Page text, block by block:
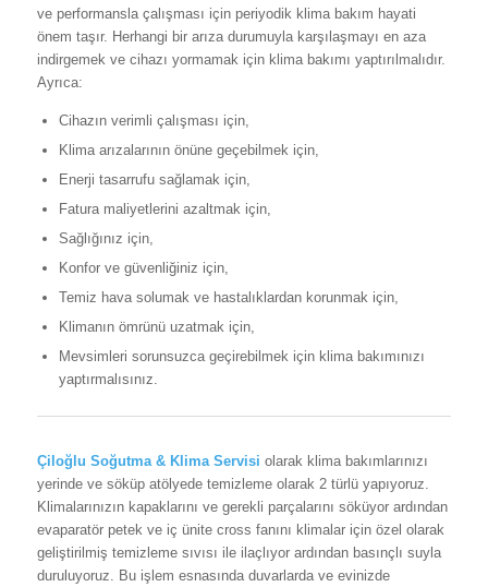
ve performansla çalışması için periyodik klima bakım hayati
önem taşır. Herhangi bir arıza durumuyla karşılaşmayı en aza
indirgemek ve cihazı yormamak için klima bakımı yaptırılmalıdır.
Ayrıca:
Cihazın verimli çalışması için,
Klima arızalarının önüne geçebilmek için,
Enerji tasarrufu sağlamak için,
Fatura maliyetlerini azaltmak için,
Sağlığınız için,
Konfor ve güvenliğiniz için,
Temiz hava solumak ve hastalıklardan korunmak için,
Klimanın ömrünü uzatmak için,
Mevsimleri sorunsuzca geçirebilmek için klima bakımınızı
yaptırmalısınız.
Çiloğlu Soğutma & Klima Servisi olarak klima bakımlarınızı
yerinde ve söküp atölyede temizleme olarak 2 türlü yapıyoruz.
Klimalarınızın kapaklarını ve gerekli parçalarını söküyor ardından
evaparatör petek ve iç ünite cross fanını klimalar için özel olarak
geliştirilmiş temizleme sıvısı ile ilaçlıyor ardından basınçlı suyla
duruluyoruz. Bu işlem esnasında duvarlarda ve evinizde